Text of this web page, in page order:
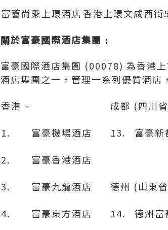
富薈尚乘上環酒店香港上環文咸西街
關於富豪國際酒店集團﹕
富豪國際酒店集團 (00078) 為香港
酒店集團之一，管理一系列優質酒店
香港 –
成都 (四川
1. 富豪機場酒店 13. 富豪新
2. 富豪香港酒店
3. 富豪九龍酒店 德州 (山東
4. 富豪東方酒店 14. 德州富